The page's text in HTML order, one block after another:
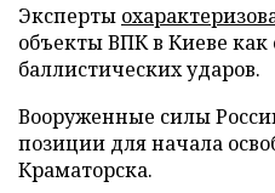
Эксперты
объекты ВПК в Киеве
баллистических ударов.
Вооруженные силы
позиции для начала
Краматорска.